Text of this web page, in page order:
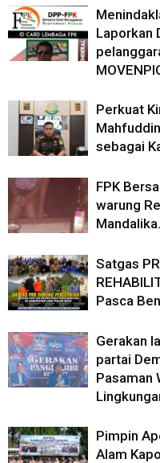
Laporkan
Perkuat
sebagai
FPK
warung
Mandalika.
Satgas
Pasca
Gerakan
partai
Pasaman
Pimpin
Alam